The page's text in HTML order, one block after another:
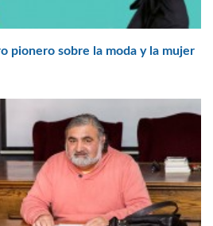
pionero sobre la moda y la mujer